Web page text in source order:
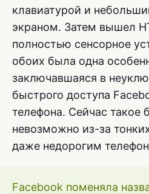
клавиатурой и
экраном. Затем вышел
полностью сенсорное
обоих была одна
заключавшаяся в
быстрого доступа
телефона. Сейчас такое
невозможно из-за
даже недорогим
Facebook поменяла